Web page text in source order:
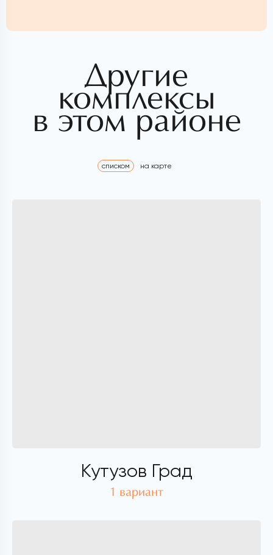
Другие
комплексы
в этом районе
списком на карте
Кутузов Град
1 вариант